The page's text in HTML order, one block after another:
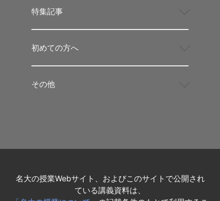
特集記事
初めての方へ
その他
名大の授業Webサイト、およびこのサイトで公開され
ている講義資料は、